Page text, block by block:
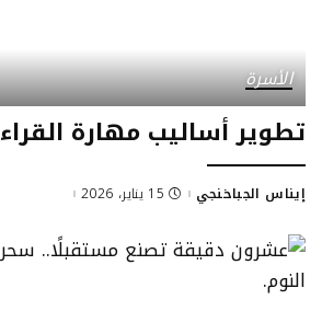
الأسرة
تطوير أساليب مهارة
Posted
إيناس الجباخنجي 15 يناير، 2026